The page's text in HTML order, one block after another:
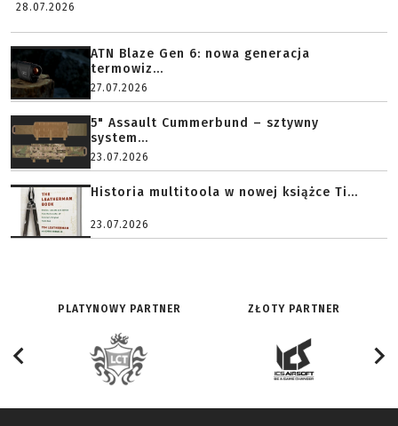
28.07.2026
ATN Blaze Gen 6: nowa generacja
termowiz...
27.07.2026
5" Assault Cummerbund – sztywny
system...
23.07.2026
Historia multitoola w nowej książce Ti...
23.07.2026
PLATYNOWY PARTNER ZŁOTY PARTNER